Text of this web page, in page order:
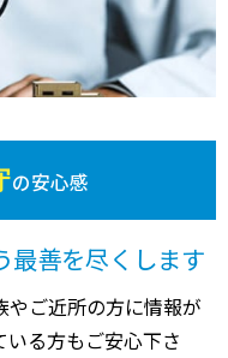
の安心感
最善を尽くします
ご近所の方に情報が
る方もご安心下さ